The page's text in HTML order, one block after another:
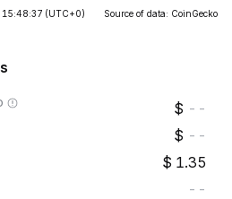
(UTC+0) Source of data: CoinGecko
--
--
1.35
--